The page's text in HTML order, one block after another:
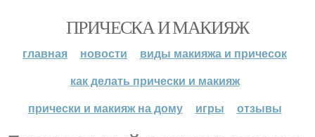
ПРИЧЕСКА И МАКИЯЖ
главная новости
виды макияжа и причесок
как делать прически и макияж
прически и макияж на дому
игры отзывы